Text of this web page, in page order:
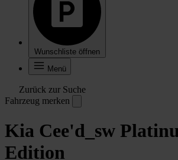
Wunschliste öffnen
Menü
Zurück zur Suche
Fahrzeug merken
Kia Cee'd_sw
Edition